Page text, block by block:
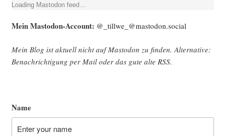
Loa­ding Mast­o­don feed…
Mein Mast­o­don-Account: @_tillwe_@mastodon.social
Mein Blog ist aktu­ell nicht auf Mast­o­don zu fin­den. Alter­na­ti­ve:
Benach­rich­ti­gung per Mail oder das gute alte RSS.
Name